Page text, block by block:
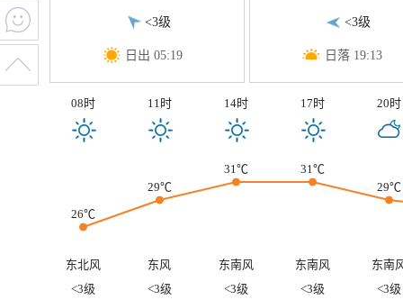
<3级
日出 05:19
<3级
日落 19:13
08时 11时 14时 17时 20时
26℃
29℃
31℃
31℃
29℃
东北风 东风 东南风 东南风
东南
<3级
<3级 <3级 <3级 <3级